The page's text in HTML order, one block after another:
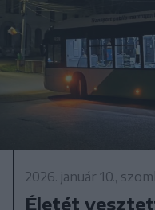
2026. január 10.,
Életét